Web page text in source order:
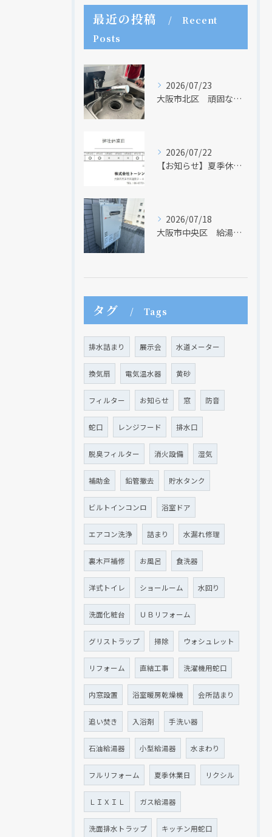
最近の投稿
Recent
Posts
2026/07/23
大阪市北区 頑固な水アカはなかなか取れない・・・
2026/07/22
【お知らせ】夏季休業日のお知らせ【２０２６年】
2026/07/18
大阪市中央区 給湯器のリモコンが無くても、リモコンを設置する方法はあります
タグ Tags
排水詰まり 展示会 水道メーター
換気扇 電気温水器 黄砂
フィルター お知らせ 窓 防音
蛇口 レンジフード 排水口
脱臭フィルター 消火設備 湿気
補助金 鉛管撤去 貯水タンク
ビルトインコンロ 浴室ドア
エアコン洗浄 詰まり 水漏れ修理
裏木戸補修 お風呂 食洗器
洋式トイレ ショールーム 水回り
洗面化粧台 ＵＢリフォーム
グリストラップ 掃除 ウォシュレット
リフォーム 直結工事 洗濯機用蛇口
内窓設置 浴室暖房乾燥機 会所詰まり
追い焚き 入浴剤 手洗い器
石油給湯器 小型給湯器 水まわり
フルリフォーム 夏季休業日 リクシル
ＬＩＸＩＬ ガス給湯器
洗面排水トラップ キッチン用蛇口
現在、新聞に入っている折込チラシです。
クリックでチラシのページにジャンプします
現在、新聞に入っている折込チラシです。
クリックでチラシのページにジャンプします